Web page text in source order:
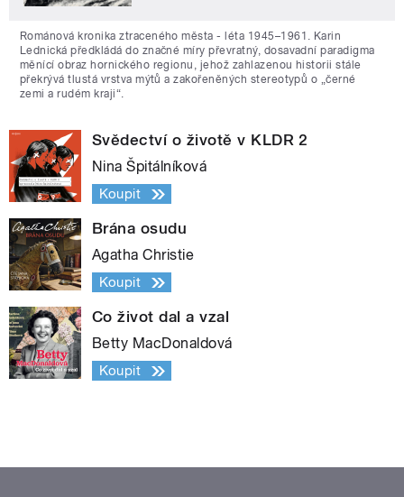
Románová kronika ztraceného města - léta 1945–1961. Karin
Lednická předkládá do značné míry převratný, dosavadní paradigma
měnící obraz hornického regionu, jehož zahlazenou historii stále
překrývá tlustá vrstva mýtů a zakořeněných stereotypů o „černé
zemi a rudém kraji“.
Svědectví o životě v KLDR 2
Nina Špitálníková
Koupit
Brána osudu
Agatha Christie
Koupit
Co život dal a vzal
Betty MacDonaldová
Koupit